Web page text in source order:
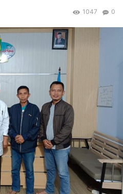
0
1047